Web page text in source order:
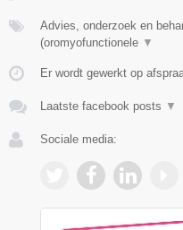
Advies, onderzoek en
(oromyofunctionele ▼
Er wordt gewerkt op
Laatste facebook posts ▼
Sociale media: